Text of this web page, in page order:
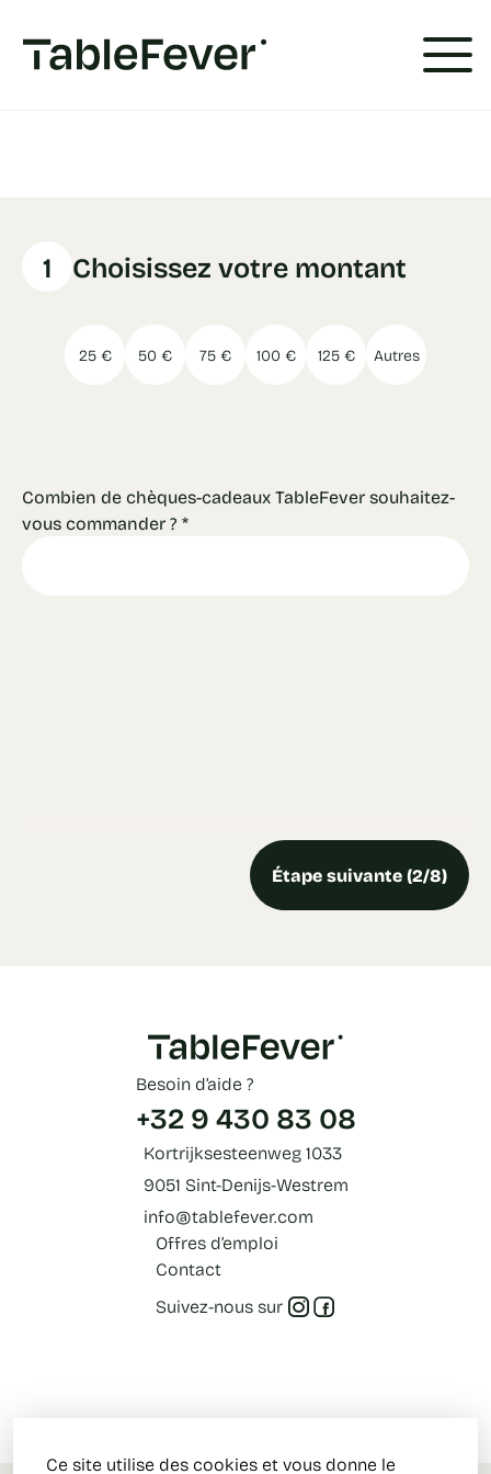
1 Choisissez votre montant
25 € 50 € 75 € 100 € 125 € Autres
Combien de chèques-cadeaux TableFever souhaitez-
vous commander ? *
Étape suivante (2/8)
Besoin d’aide ?
+32 9 430 83 08
Kortrijksesteenweg 1033
9051 Sint-Denijs-Westrem
info@tablefever.com
Offres d’emploi
Contact
Suivez-nous sur
Ce site utilise des cookies et vous donne le